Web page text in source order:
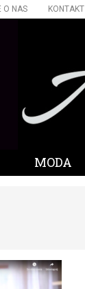
O NAS KONTAKT
MODA